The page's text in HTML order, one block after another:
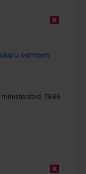
u osmom
ministarstva: 7696